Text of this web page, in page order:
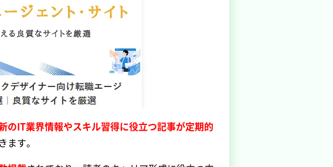
のIT業界情報やスキル習得に役立つ記事が定期的
す。